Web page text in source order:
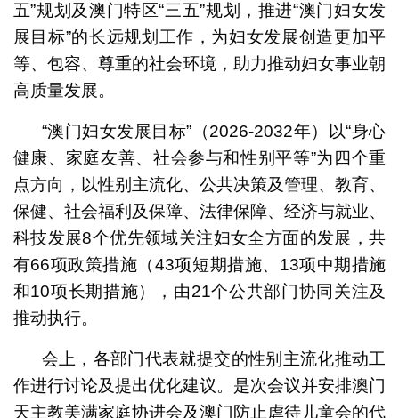
五”规划及澳门特区“三五”规划，推进“澳门妇女发
展目标”的长远规划工作，为妇女发展创造更加平
等、包容、尊重的社会环境，助力推动妇女事业朝
高质量发展。
“澳门妇女发展目标”（2026-2032年）以“身心
健康、家庭友善、社会参与和性别平等”为四个重
点方向，以性别主流化、公共决策及管理、教育、
保健、社会福利及保障、法律保障、经济与就业、
科技发展8个优先领域关注妇女全方面的发展，共
有66项政策措施（43项短期措施、13项中期措施
和10项长期措施），由21个公共部门协同关注及
推动执行。
会上，各部门代表就提交的性别主流化推动工
作进行讨论及提出优化建议。是次会议并安排澳门
天主教美满家庭协进会及澳门防止虐待儿童会的代